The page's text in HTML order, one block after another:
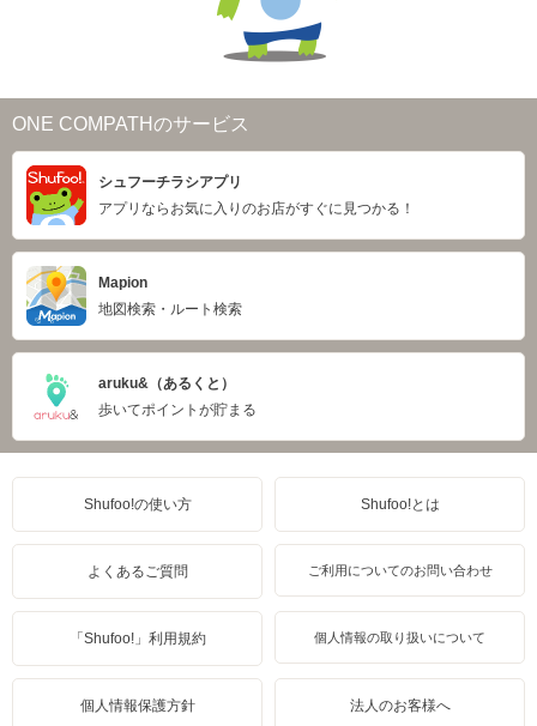
ONE COMPATHのサービス
シュフーチラシアプリ
アプリならお気に入りのお店がすぐに見つかる！
Mapion
地図検索・ルート検索
aruku&（あるくと）
歩いてポイントが貯まる
Shufoo!の使い方 Shufoo!とは
よくあるご質問 ご利用についてのお問い合わせ
「Shufoo!」利用規約 個人情報の取り扱いについて
個人情報保護方針 法人のお客様へ